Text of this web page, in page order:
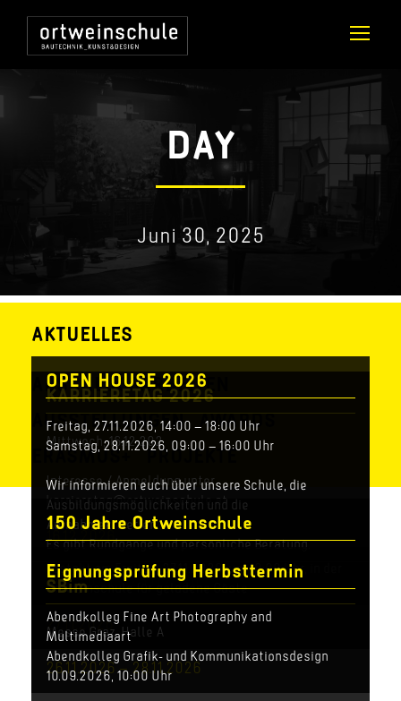
DAY
Juni 30, 2025
AKTUELLES
ABSCHLUSSARBEITEN
AUSSTELLUNGEN
AWARDS
ERASMUS+
PROJEKTE
KARRIERETAG 2026
Mittwoch, 16.12.202
Interesse / Anmeldung unter
karrieretag@ortweinschule.at
16.12.2026
OPEN HOUSE 2026
Freitag, 27.11.2026, 14:00 – 18:00 Uhr
Samstag, 28.11.2026, 09:00 – 16:00 Uhr
Wir informieren euch über unsere Schule, die
Ausbildungsmöglichkeiten und die
Aufnahmekriterien.
Es gibt Rundgänge und persönliche Beratung.
27.11.2026 – 28.11.2026
150 Jahre Ortweinschule
Festakt am Freitag, 27.11.2026, um 10:00 Uhr, in der
Ortweinschule für geladene Gäste
27.11.2026
SBim
Messe Graz, Halle A
26.11.2026 – 28.11.2026
Eignungsprüfung Herbsttermin
Abendkolleg Fine Art Photography and
Multimediaart
Abendkolleg Grafik- und Kommunikationsdesign
10.09.2026, 10:00 Uhr